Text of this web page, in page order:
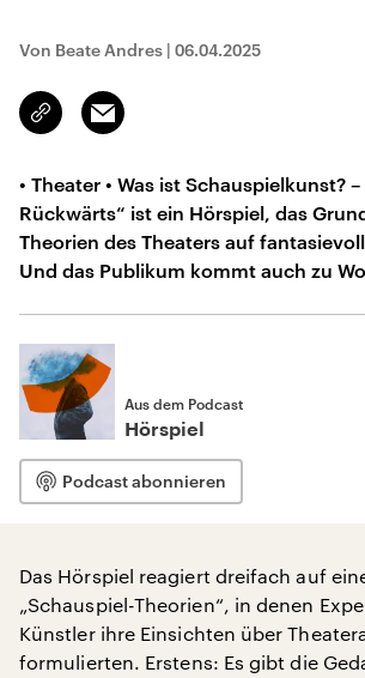
Von Beate Andres | 06.04.2025
Link
kopieren/teilen
Email
• Theater • Was ist Schauspielkunst?
Rückwärts“ ist ein Hörspiel, das
Theorien des Theaters auf
Und das Publikum kommt auch zu
Aus dem Podcast
Hörspiel
Podcast abonnieren
Das Hörspiel reagiert dreifach auf
„Schauspiel-Theorien“, in denen
Künstler ihre Einsichten über
formulierten. Erstens: Es gibt die